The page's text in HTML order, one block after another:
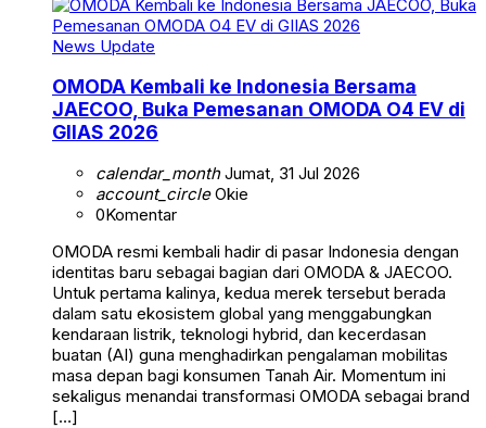
News Update
OMODA Kembali ke Indonesia Bersama
JAECOO, Buka Pemesanan OMODA O4 EV di
GIIAS 2026
calendar_monthJumat, 31 Jul 2026
account_circleOkie
0Komentar
OMODA resmi kembali hadir di pasar Indonesia dengan
identitas baru sebagai bagian dari OMODA & JAECOO.
Untuk pertama kalinya, kedua merek tersebut berada
dalam satu ekosistem global yang menggabungkan
kendaraan listrik, teknologi hybrid, dan kecerdasan
buatan (AI) guna menghadirkan pengalaman mobilitas
masa depan bagi konsumen Tanah Air. Momentum ini
sekaligus menandai transformasi OMODA sebagai brand
[…]